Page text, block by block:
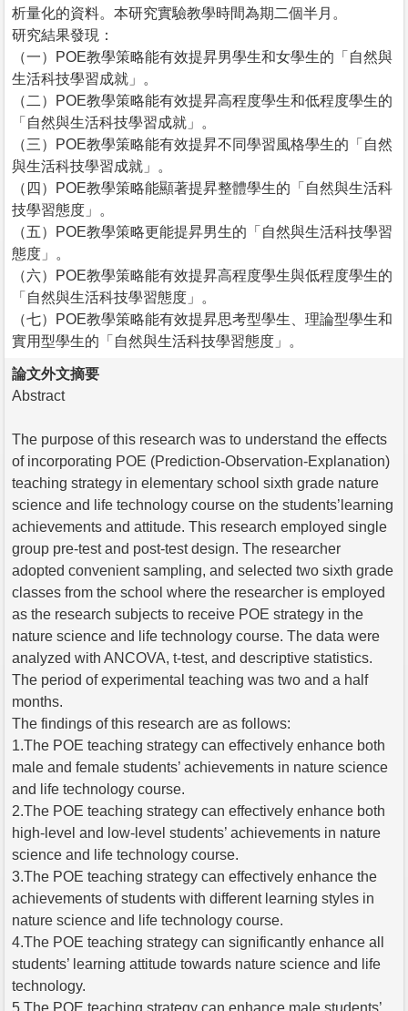
析量化的資料。本研究實驗教學時間為期二個半月。
研究結果發現：
（一）POE教學策略能有效提昇男學生和女學生的「自然與
生活科技學習成就」。
（二）POE教學策略能有效提昇高程度學生和低程度學生的
「自然與生活科技學習成就」。
（三）POE教學策略能有效提昇不同學習風格學生的「自然
與生活科技學習成就」。
（四）POE教學策略能顯著提昇整體學生的「自然與生活科
技學習態度」。
（五）POE教學策略更能提昇男生的「自然與生活科技學習
態度」。
（六）POE教學策略能有效提昇高程度學生與低程度學生的
「自然與生活科技學習態度」。
（七）POE教學策略能有效提昇思考型學生、理論型學生和
實用型學生的「自然與生活科技學習態度」。
論文外文摘要
Abstract
The purpose of this research was to understand the effects
of incorporating POE (Prediction-Observation-Explanation)
teaching strategy in elementary school sixth grade nature
science and life technology course on the students’learning
achievements and attitude. This research employed single
group pre-test and post-test design. The researcher
adopted convenient sampling, and selected two sixth grade
classes from the school where the researcher is employed
as the research subjects to receive POE strategy in the
nature science and life technology course. The data were
analyzed with ANCOVA, t-test, and descriptive statistics.
The period of experimental teaching was two and a half
months.
The findings of this research are as follows:
1.The POE teaching strategy can effectively enhance both
male and female students’ achievements in nature science
and life technology course.
2.The POE teaching strategy can effectively enhance both
high-level and low-level students’ achievements in nature
science and life technology course.
3.The POE teaching strategy can effectively enhance the
achievements of students with different learning styles in
nature science and life technology course.
4.The POE teaching strategy can significantly enhance all
students’ learning attitude towards nature science and life
technology.
5.The POE teaching strategy can enhance male students’